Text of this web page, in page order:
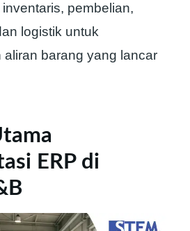
pembelian,
logistik untuk
aliran barang yang lancar
ERP di